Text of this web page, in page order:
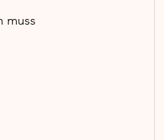
muss